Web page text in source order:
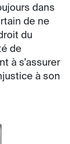
dans
de ne
du
de
à s’assurer
à son